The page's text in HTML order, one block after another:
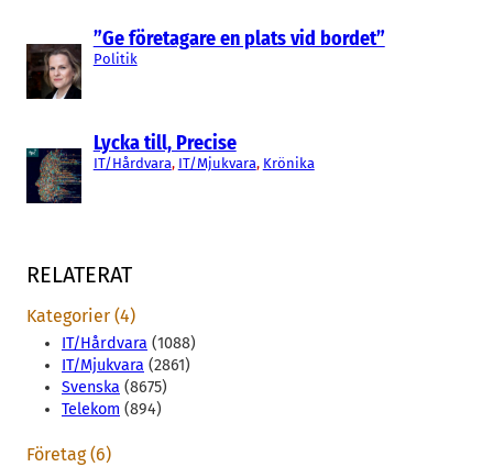
”Ge företagare en plats vid bordet”
Politik
Lycka till, Precise
IT/Hårdvara, IT/Mjukvara, Krönika
RELATERAT
Kategorier (4)
IT/Hårdvara (1088)
IT/Mjukvara (2861)
Svenska (8675)
Telekom (894)
Företag (6)